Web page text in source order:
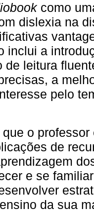
como
dislexia na
inclui a
de leitura
a
pelo
o
de
e se
da sua